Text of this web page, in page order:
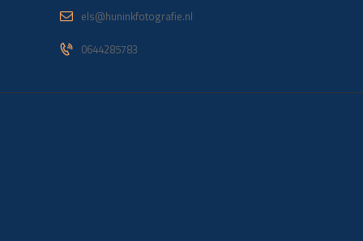
els@huninkfotografie.nl
0644285783